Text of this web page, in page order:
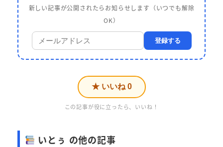
新しい記事が公開されたらお知らせします（いつでも解除
OK）
登録する
★ いいね 0
この記事が役に立ったら、いいね！
いとぅ の他の記事